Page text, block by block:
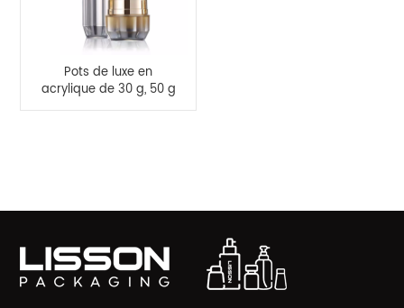
Pots de luxe en
acrylique de 30 g, 50 g
et ensembles de